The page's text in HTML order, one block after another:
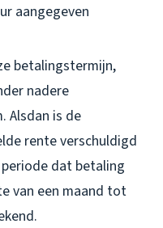
aangegeven
betalingstermijn,
nadere
Alsdan is de
rente verschuldigd
dat betaling
van een maand tot